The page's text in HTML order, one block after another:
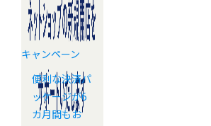
キャンペーン
便利な決済パ
ッケージが6
カ月間もお